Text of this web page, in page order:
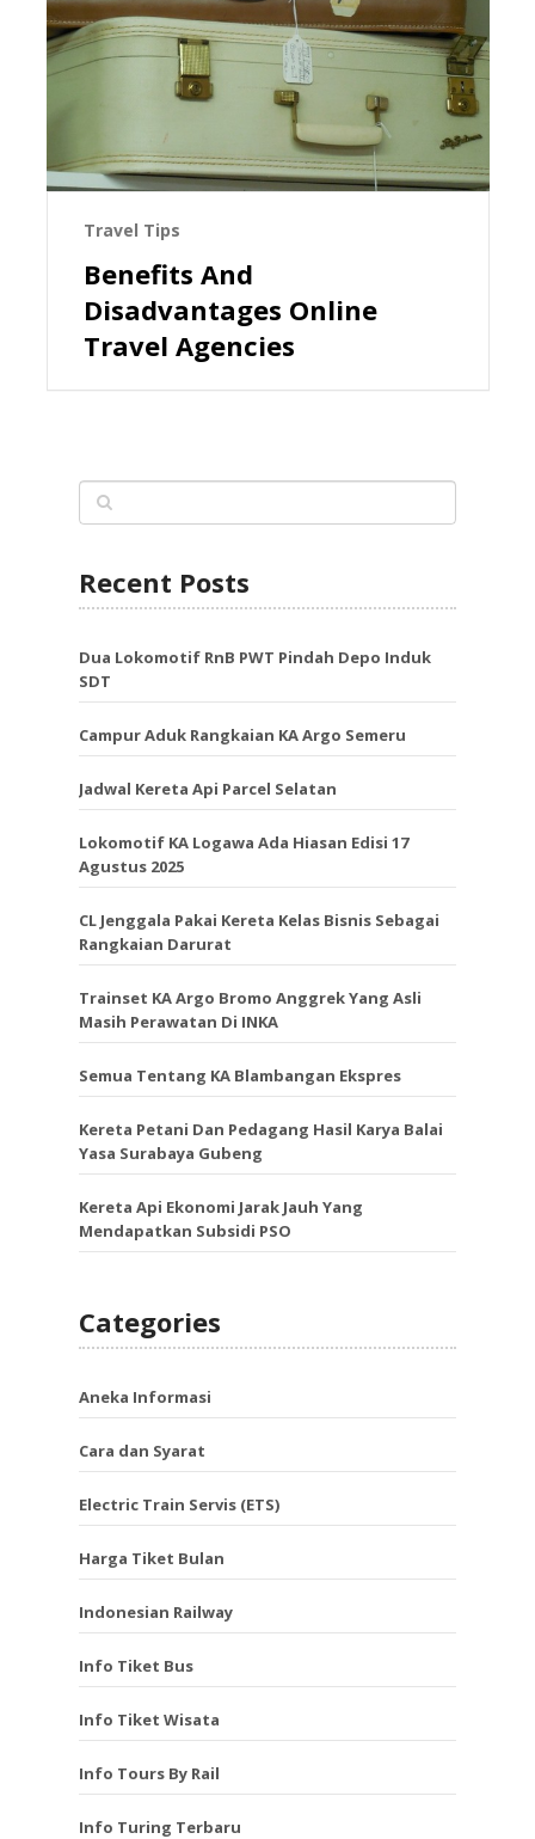
Travel Tips
Benefits And
Disadvantages Online
Travel Agencies
Recent Posts
Dua Lokomotif RnB PWT Pindah Depo Induk
SDT
Campur Aduk Rangkaian KA Argo Semeru
Jadwal Kereta Api Parcel Selatan
Lokomotif KA Logawa Ada Hiasan Edisi 17
Agustus 2025
CL Jenggala Pakai Kereta Kelas Bisnis Sebagai
Rangkaian Darurat
Trainset KA Argo Bromo Anggrek Yang Asli
Masih Perawatan Di INKA
Semua Tentang KA Blambangan Ekspres
Kereta Petani Dan Pedagang Hasil Karya Balai
Yasa Surabaya Gubeng
Kereta Api Ekonomi Jarak Jauh Yang
Mendapatkan Subsidi PSO
Categories
Aneka Informasi
Cara dan Syarat
Electric Train Servis (ETS)
Harga Tiket Bulan
Indonesian Railway
Info Tiket Bus
Info Tiket Wisata
Info Tours By Rail
Info Turing Terbaru